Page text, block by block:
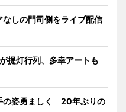
しの門司側をライブ配信
提灯行列、多幸アートも
の姿勇ましく 20年ぶりの